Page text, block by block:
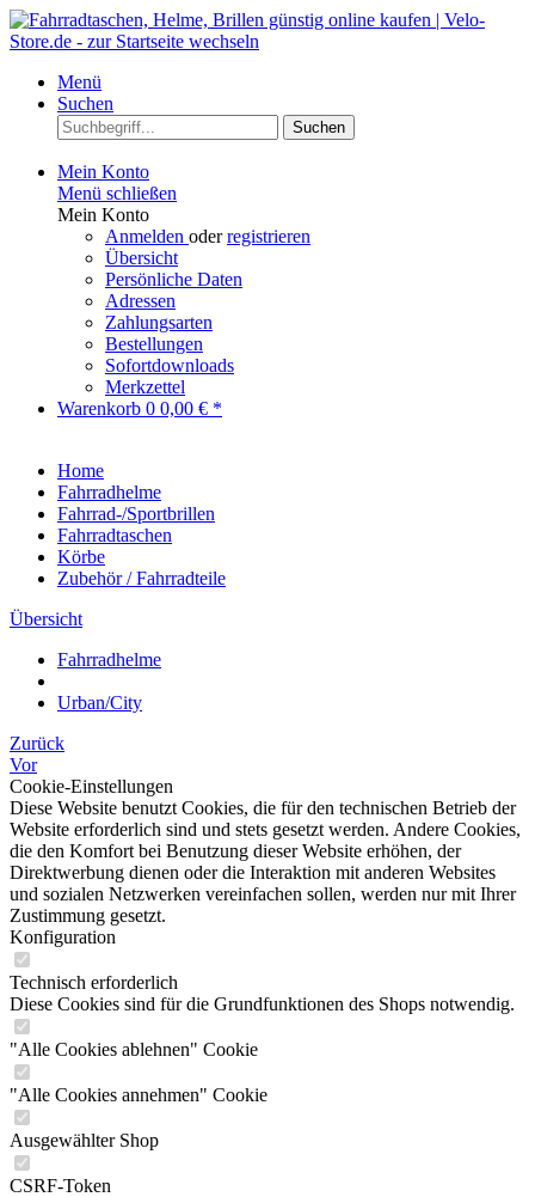
Menü
Suchen
Suchen
Mein Konto
Menü schließen
Mein Konto
Anmelden oderregistrieren
Übersicht
Persönliche Daten
Adressen
Zahlungsarten
Bestellungen
Sofortdownloads
Merkzettel
Warenkorb 0 0,00 € *
Home
Fahrradhelme
Fahrrad-/Sportbrillen
Fahrradtaschen
Körbe
Zubehör / Fahrradteile
Übersicht
Fahrradhelme
Urban/City
Zurück
Vor
Cookie-Einstellungen
Diese Website benutzt Cookies, die für den technischen Betrieb der
Website erforderlich sind und stets gesetzt werden. Andere Cookies,
die den Komfort bei Benutzung dieser Website erhöhen, der
Direktwerbung dienen oder die Interaktion mit anderen Websites
und sozialen Netzwerken vereinfachen sollen, werden nur mit Ihrer
Zustimmung gesetzt.
Konfiguration
Technisch erforderlich
Diese Cookies sind für die Grundfunktionen des Shops notwendig.
"Alle Cookies ablehnen" Cookie
"Alle Cookies annehmen" Cookie
Ausgewählter Shop
CSRF-Token